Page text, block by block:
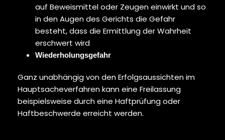
auf Beweismittel oder Zeugen einwirkt und so
in den Augen des Gerichts die Gefahr
besteht, dass die Ermittlung der Wahrheit
erschwert wird
Wiederholungsgefahr
Ganz unabhängig von den Erfolgsaussichten im
Hauptsacheverfahren kann eine Freilassung
beispielsweise durch eine Haftprüfung oder
Haftbeschwerde erreicht werden.